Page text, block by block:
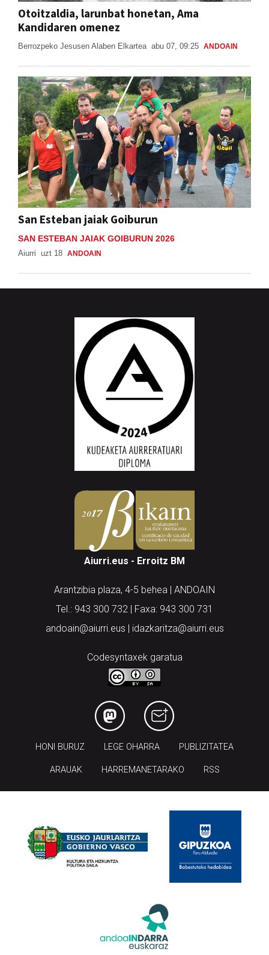
Otoitzaldia, larunbat honetan, Ama
Kandidaren omenez
Berrozpeko Jesusen Alaben Elkartea abu 07, 09:25 ANDOAIN
San Esteban jaiak Goiburun
SAN ESTEBAN JAIAK GOIBURUN 2026
Aiurri uzt 18 ANDOAIN
Aiurri.eus - Erroitz BM
Arantzibia plaza, 4-5 behea | ANDOAIN
Tel.: 943 300 732 | Faxa: 943 300 731
andoain@aiurri.eus | idazkaritza@aiurri.eus
Codesyntaxek garatua
HONI BURUZ LEGE OHARRA PUBLIZITATEA
ARAUAK HARREMANETARAKO RSS